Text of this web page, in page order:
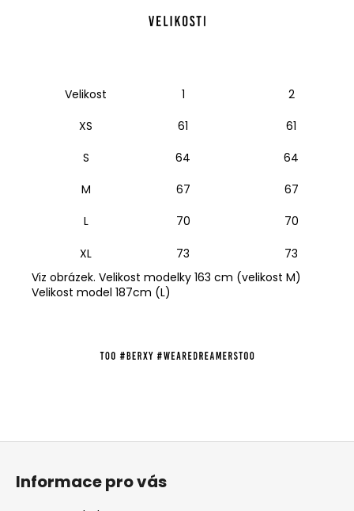
Velikost 1
2
XS
61
61
S
64
64
M
67
67
L
70 70
XL 73
73
Viz obrázek. Velikost modelky 163 cm (velikost M)
Velikost model 187cm (L)
Informace pro vás